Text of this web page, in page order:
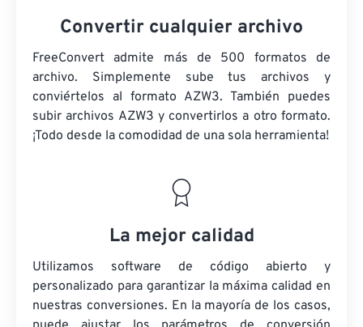
Convertir cualquier archivo
FreeConvert admite más de 500 formatos de
archivo. Simplemente sube tus archivos y
conviértelos al formato AZW3. También puedes
subir archivos AZW3 y convertirlos a otro formato.
¡Todo desde la comodidad de una sola herramienta!
La mejor calidad
Utilizamos software de código abierto y
personalizado para garantizar la máxima calidad en
nuestras conversiones. En la mayoría de los casos,